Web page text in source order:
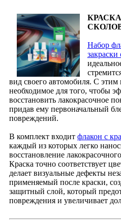
Набор
вид своего автомобиля. С
необходимое для того, чтобы
восстановить лакокрасочное
придав ему первоначальный
повреждений.
В комплект входит флакон с
каждый из которых легко
восстановление
Краска точно соответствует
делает визуальные дефекты
применяемый после краски,
защитный слой, который
повреждения и увеличивает